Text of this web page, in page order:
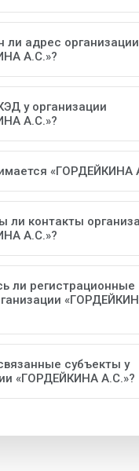
ли адрес организации
А.С.»?
у организации
А.С.»?
«ГОРДЕЙКИНА
ли контакты
А.С.»?
ли регистрационные
субъекты у
«ГОРДЕЙКИНА А.С.»?